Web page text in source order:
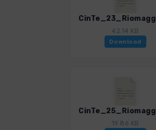
42.14 KB
Download
19.86 KB